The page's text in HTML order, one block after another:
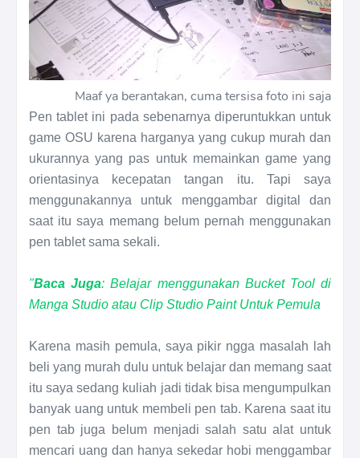
Maaf ya berantakan, cuma tersisa foto ini saja
Pen tablet ini pada sebenarnya diperuntukkan untuk
game OSU karena harganya yang cukup murah dan
ukurannya yang pas untuk memainkan game yang
orientasinya kecepatan tangan itu. Tapi saya
menggunakannya untuk menggambar digital dan
saat itu saya memang belum pernah menggunakan
pen tablet sama sekali.
"Baca Juga: Belajar menggunakan Bucket Tool di
Manga Studio atau Clip Studio Paint Untuk Pemula
Karena masih pemula, saya pikir ngga masalah lah
beli yang murah dulu untuk belajar dan memang saat
itu saya sedang kuliah jadi tidak bisa mengumpulkan
banyak uang untuk membeli pen tab. Karena saat itu
pen tab juga belum menjadi salah satu alat untuk
mencari uang dan hanya sekedar hobi menggambar